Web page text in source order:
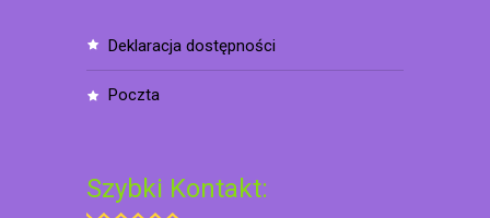
deklaracja dostępności
poczta
Szybki Kontakt: